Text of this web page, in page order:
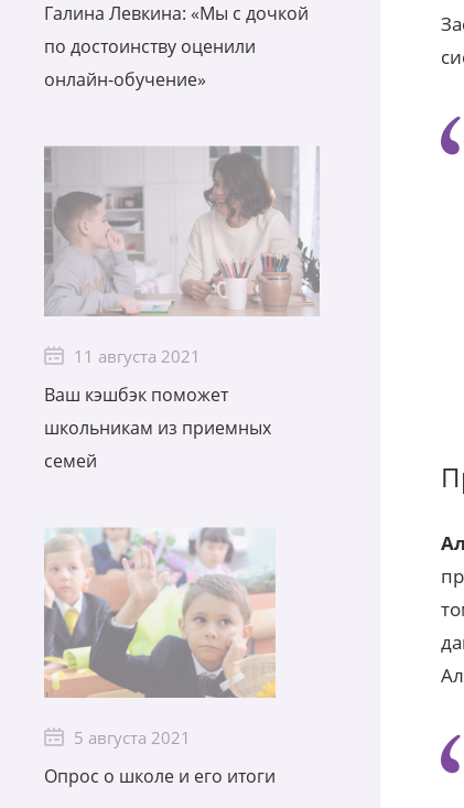
Галина Левкина: «Мы с дочкой
по достоинству оценили
онлайн-обучение»
11 августа 2021
Ваш кэшбэк поможет
школьникам из приемных
семей
5 августа 2021
Опрос о школе и его итоги